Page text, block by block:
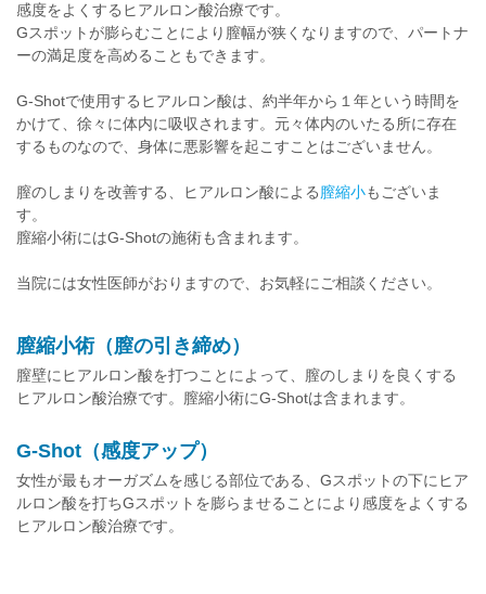
感度をよくするヒアルロン酸治療です。
Gスポットが膨らむことにより膣幅が狭くなりますので、パートナ
ーの満足度を高めることもできます。
G-Shotで使用するヒアルロン酸は、約半年から１年という時間を
かけて、徐々に体内に吸収されます。元々体内のいたる所に存在
するものなので、身体に悪影響を起こすことはございません。
膣のしまりを改善する、ヒアルロン酸による膣縮小もございま
す。
膣縮小術にはG-Shotの施術も含まれます。
当院には女性医師がおりますので、お気軽にご相談ください。
膣縮小術（膣の引き締め）
膣壁にヒアルロン酸を打つことによって、膣のしまりを良くする
ヒアルロン酸治療です。膣縮小術にG-Shotは含まれます。
G-Shot（感度アップ）
女性が最もオーガズムを感じる部位である、Gスポットの下にヒア
ルロン酸を打ちGスポットを膨らませることにより感度をよくする
ヒアルロン酸治療です。